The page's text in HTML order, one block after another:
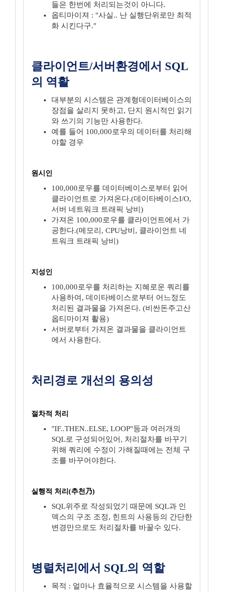
들은 한번에 처리되는것이 아니다.
옵티마이져 : "사실.. 난 실행단위로만 최적
화 시킨다구."
클라이언트/서버환경에서 SQL
의 역활
대부분의 시스템은 관계형데이터베이스의
장점을 살리지 못하고, 단지 원시적인 읽기
와 쓰기의 기능만 사용한다.
예를 들어 100,000로우의 데이터를 처리해
야할 경우
원시인
100,000로우를 데이터베이스로부터 읽어
클라이언트로 가져온다.(데이타베이스I/O,
서버 네트워크 트래픽 낭비)
가져온 100,000로우를 클라이언트에서 가
공한다.(메모리, CPU낭비, 클라이언트 네
트워크 트래픽 낭비)
지성인
100,000로우를 처리하는 지혜로운 쿼리를
사용하여, 데이타베이스로부터 어느정도
처리된 결과물을 가져온다. (비싼돈주고산
옵티마이져 활용)
서버로부터 가져온 결과물을 클라이언트
에서 사용한다.
처리경로 개선의 용의성
절차적 처리
"IF..THEN..ELSE, LOOP"등과 여러개의
SQL로 구성되어있어, 처리절차를 바꾸기
위해 쿼리에 수정이 가해질때에는 전체 구
조를 바꾸어야한다.
실행적 처리(추천乃)
SQL위주로 작성되었기 때문에 SQL과 인
덱스의 구조 조정, 힌트의 사용등의 간단한
변경만으로도 처리절차를 바꿀수 있다.
병렬처리에서 SQL의 역할
목적 : 얼마나 효율적으로 시스템을 사용할